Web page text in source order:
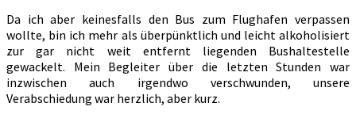
Da ich aber keinesfalls den Bus zum Flughafen verpassen
wollte, bin ich mehr als überpünktlich und leicht alkoholisiert
zur gar nicht weit entfernt liegenden Bushaltestelle
gewackelt. Mein Begleiter über die letzten Stunden war
inzwischen auch irgendwo verschwunden, unsere
Verabschiedung war herzlich, aber kurz.